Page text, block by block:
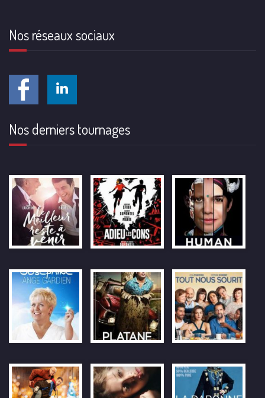
Nos réseaux sociaux
Nos derniers tournages